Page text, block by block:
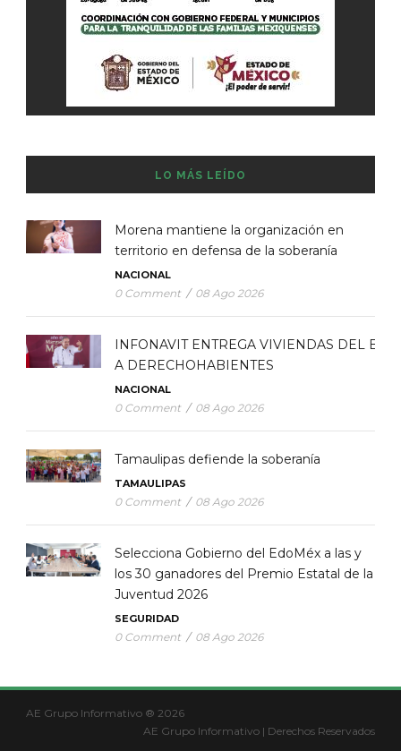
LO MÁS LEÍDO
Morena mantiene la organización en
territorio en defensa de la soberanía
NACIONAL
0 Comment / 08 Ago 2026
INFONAVIT ENTREGA VIVIENDAS DEL
A DERECHOHABIENTES
NACIONAL
0 Comment / 08 Ago 2026
Tamaulipas defiende la soberanía
TAMAULIPAS
0 Comment / 08 Ago 2026
Selecciona Gobierno del EdoMéx a las y
los 30 ganadores del Premio Estatal de la
Juventud 2026
SEGURIDAD
0 Comment / 08 Ago 2026
AE Grupo Informativo ® 2026
AE Grupo Informativo | Derechos Reservados